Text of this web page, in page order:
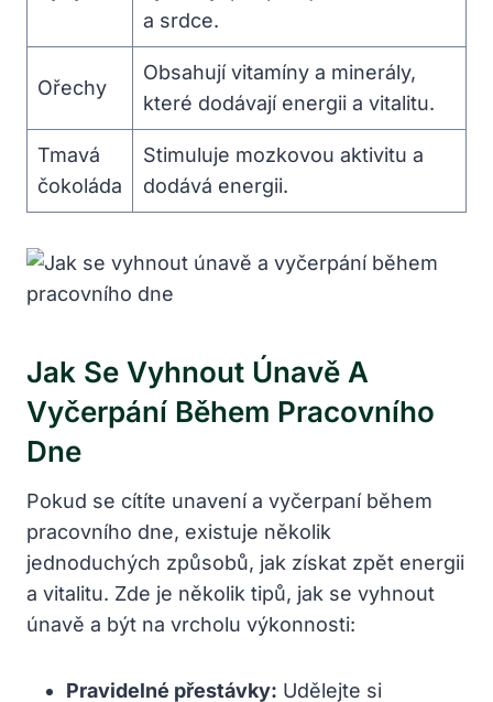
a srdce.
Ořechy
Obsahují vitamíny a minerály,
které dodávají energii a vitalitu.
Tmavá
čokoláda
Stimuluje mozkovou aktivitu a
dodává energii.
Jak Se Vyhnout Únavě A
Vyčerpání Během Pracovního
Dne
Pokud se cítíte unavení a vyčerpaní během
pracovního dne, existuje několik
jednoduchých způsobů, jak získat zpět energii
a vitalitu. Zde je několik tipů, jak se vyhnout
únavě a být na vrcholu výkonnosti:
Pravidelné přestávky: Udělejte si